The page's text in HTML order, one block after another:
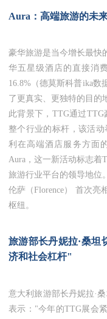
Aura：高端旅游的未
豪华旅游是当今增长最快
华五星级酒店的直接消
16.8%（德莫斯科普ika数
了更真实、更独特的目的
此背景下，TTG通过TTG
整个行业的标杆，该活
利在高端酒店服务方面
Aura，这一新活动标志着
旅游行业平台的领导地位
伦萨（Florence） 首次亮
枢纽。
旅游部长丹妮拉·桑坦
济和社会杠杆"
意大利旅游部长丹妮拉·
表示："今年的TTG展会